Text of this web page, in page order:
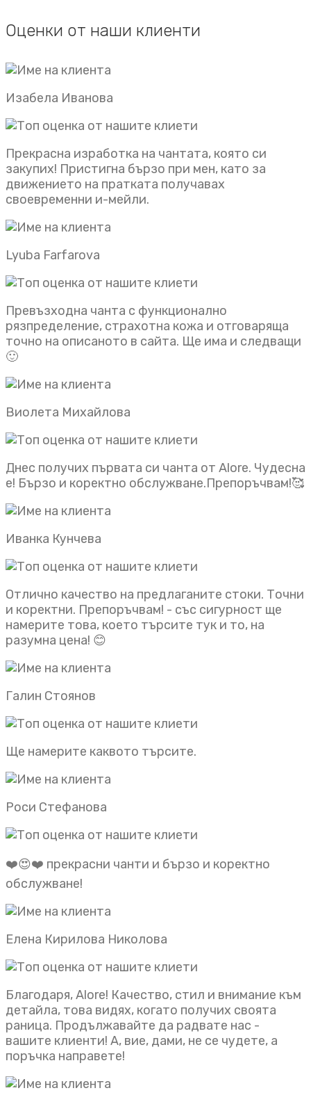
Оценки от наши клиенти
Изабела Иванова
Прекрасна изработка на чантата, която си
закупих! Пристигна бързо при мен, като за
движението на пратката получавах
своевременни и-мейли.
Lyuba Farfarova
Превъзходна чанта с функционално
рязпределение, страхотна кожа и отговаряща
точно на описаното в сайта. Ще има и следващи
🙂
Виолета Михайлова
Днес получих първата си чанта от Alore. Чудесна
е! Бързо и коректно обслужване.Препоръчвам!🥰
Иванка Кунчева
Отлично качество на предлаганите стоки. Точни
и коректни. Препоръчвам! - със сигурност ще
намерите това, което търсите тук и то, на
разумна цена! 😊
Галин Стоянов
Ще намерите каквото търсите.
Роси Стефанова
❤️😍❤️ прекрасни чанти и бързо и коректно
обслужване!
Елена Кирилова Николова
Благодаря, Alore! Качество, стил и внимание към
детайла, това видях, когато получих своята
раница. Продължавайте да радвате нас -
вашите клиенти! А, вие, дами, не се чудете, а
поръчка направете!